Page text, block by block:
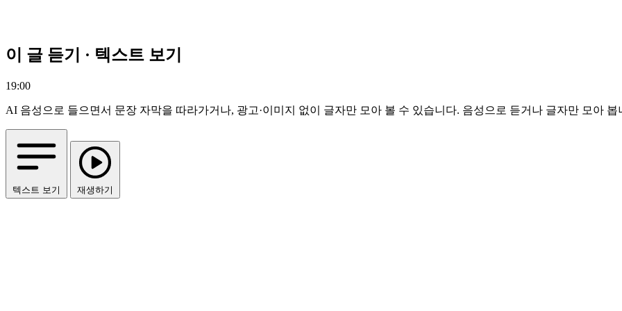
이 글 듣기 · 텍스트 보기
19:00
AI 음성으로 들으면서 문장 자막을 따라가거나, 광고·이미지 없이 글자만 모아 볼 수 있습니다. 음성으로 듣거나 글자만 모아 봅
텍스트 보기 재생하기